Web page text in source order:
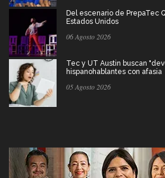
Del escenario de PrepaTec
Estados Unidos
06 Agosto 2026
Tec y UT Austin buscan
hispanohablantes con afasia
05 Agosto 2026